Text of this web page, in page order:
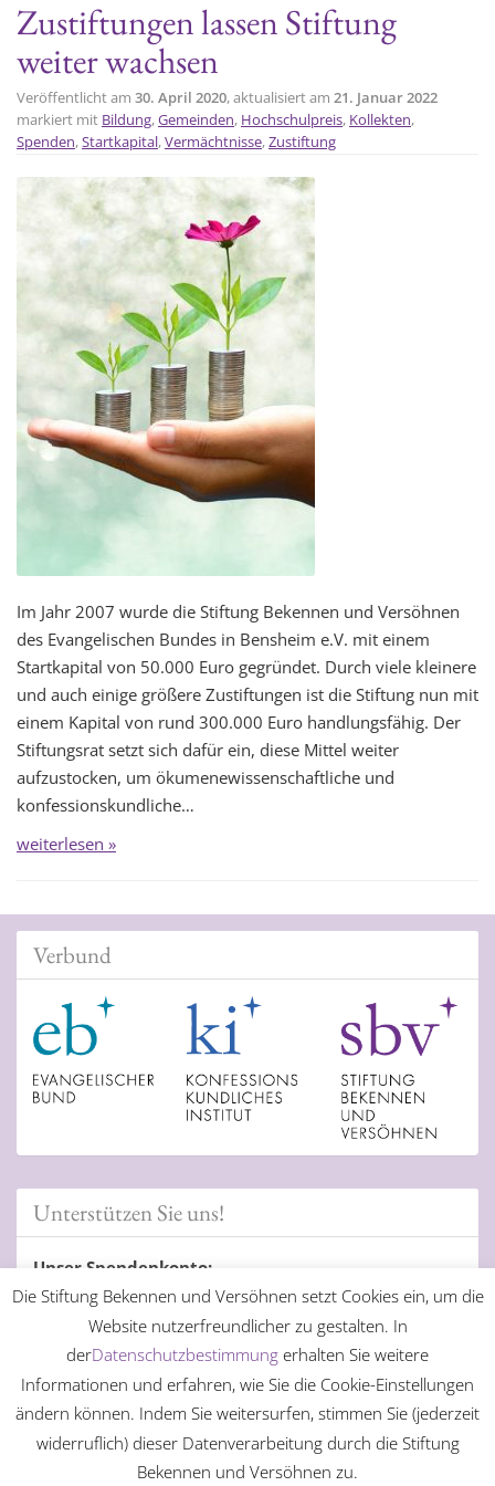
Zustiftungen lassen Stiftung
weiter wachsen
Veröffentlicht am 30. April 2020, aktualisiert am 21. Januar 2022
markiert mit Bildung,Gemeinden, Hochschulpreis, Kollekten,
Spenden,Startkapital,Vermächtnisse,Zustiftung
Im Jahr 2007 wurde die Stiftung Bekennen und Versöhnen
des Evangelischen Bundes in Bensheim e.V. mit einem
Startkapital von 50.000 Euro gegründet. Durch viele kleinere
und auch einige größere Zustiftungen ist die Stiftung nun mit
einem Kapital von rund 300.000 Euro handlungsfähig. Der
Stiftungsrat setzt sich dafür ein, diese Mittel weiter
aufzustocken, um ökumenewissenschaftliche und
konfessionskundliche…
weiterlesen »
Verbund
Unterstützen Sie uns!
Unser Spendenkonto:
Evangelische Bank eG Kassel
IBAN: DE98 5206 0410 0004 0606 01
BIC: GENODEF1EK1
Die Stiftung Bekennen und Versöhnen setzt Cookies ein, um die
Website nutzerfreundlicher zu gestalten. In
derDatenschutzbestimmung erhalten Sie weitere
Informationen und erfahren, wie Sie die Cookie-Einstellungen
ändern können. Indem Sie weitersurfen, stimmen Sie (jederzeit
widerruflich) dieser Datenverarbeitung durch die Stiftung
Bekennen und Versöhnen zu.